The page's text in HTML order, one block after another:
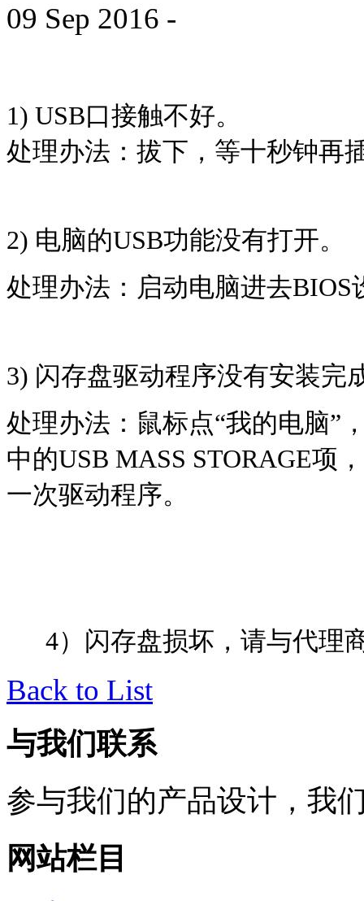
09 Sep 2016 -
1) USB口接触不好。
处理办法：拔下，等十秒钟再
2) 电脑的USB功能没有打开。
处理办法：启动电脑进去BIOS
3) 闪存盘驱动程序没有安装完
处理办法：鼠标点“我的电脑”
中的USB MASS STORAGE项
一次驱动程序。
4）闪存盘损坏，请与代理
Back to List
与我们联系
参与我们的产品设计，我
网站栏目